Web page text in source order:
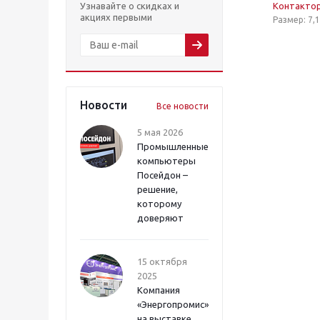
Узнавайте о скидках и
акциях первыми
Новости Все новости
5 мая 2026
Промышленные
компьютеры
Посейдон –
решение,
которому
доверяют
15 октября
2025
Компания
«Энергопромис»
Размер: